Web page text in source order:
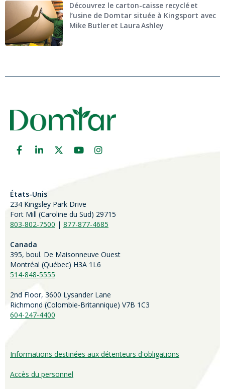
Découvrez le carton-caisse recyclé et
l’usine de Domtar située à Kingsport avec
Mike Butler et Laura Ashley
États-Unis
234 Kingsley Park Drive
Fort Mill (Caroline du Sud) 29715
803-802-7500 | 877-877-4685
Canada
395, boul. De Maisonneuve Ouest
Montréal (Québec) H3A 1L6
514-848-5555
2nd Floor, 3600 Lysander Lane
Richmond (Colombie-Britannique) V7B 1C3
604-247-4400
Informations destinées aux détenteurs d'obligations
Accès du personnel